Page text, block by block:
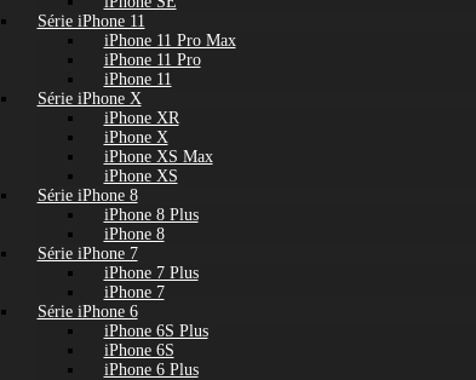
Série iPhone 11
iPhone 11 Pro Max
iPhone 11 Pro
iPhone 11
Série iPhone X
iPhone XR
iPhone X
iPhone XS Max
iPhone XS
Série iPhone 8
iPhone 8 Plus
iPhone 8
Série iPhone 7
iPhone 7 Plus
iPhone 7
Série iPhone 6
iPhone 6S Plus
iPhone 6S
iPhone 6 Plus